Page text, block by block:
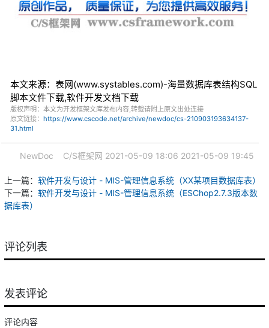
本文来源：表网(www.systables.com)-海量数据库表结构SQL
脚本文件下载,软件开发文档下载
版权声明：本文为开发框架文库发布内容,转载请附上原文出处连接
原文链接： https://www.cscode.net/archive/newdoc/cs-210903193634137-
31.html
NewDoc C/S框架网 2021-05-09 18:06 2021-05-09 19:45
上一篇： 软件开发与设计 - MIS-管理信息系统（XX某项目数据库表）
下一篇： 软件开发与设计 - MIS-管理信息系统（ESChop2.7.3版本数
据库表）
评论列表
发表评论
评论内容